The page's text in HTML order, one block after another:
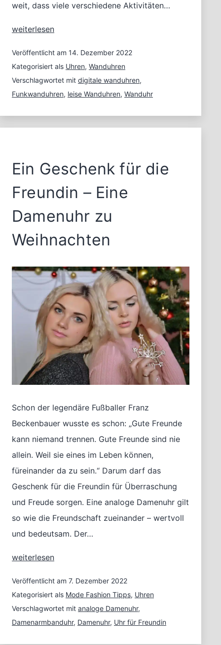
weit, dass viele verschiedene Aktivitäten…
Leise
in
einer
stillen
Zeit
weiterlesen
Veröffentlicht am 14. Dezember 2022
Kategorisiert als Uhren, Wanduhren
Verschlagwortet mit digitale wanduhren,
Funkwanduhren, leise Wanduhren, Wanduhr
Ein Geschenk für die
Freundin – Eine
Damenuhr zu
Weihnachten
Schon der legendäre Fußballer Franz
Beckenbauer wusste es schon: „Gute Freunde
kann niemand trennen. Gute Freunde sind nie
allein. Weil sie eines im Leben können,
füreinander da zu sein.“ Darum darf das
Geschenk für die Freundin für Überraschung
und Freude sorgen. Eine analoge Damenuhr gilt
so wie die Freundschaft zueinander – wertvoll
und bedeutsam. Der…
Ein
für
die
Freundin
–
Damenuhr
weiterlesen
Veröffentlicht am 7. Dezember 2022
Kategorisiert als Mode Fashion Tipps, Uhren
Verschlagwortet mit analoge Damenuhr,
Damenarmbanduhr, Damenuhr, Uhr für Freundin